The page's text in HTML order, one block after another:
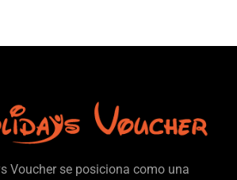
Voucher se posiciona como una